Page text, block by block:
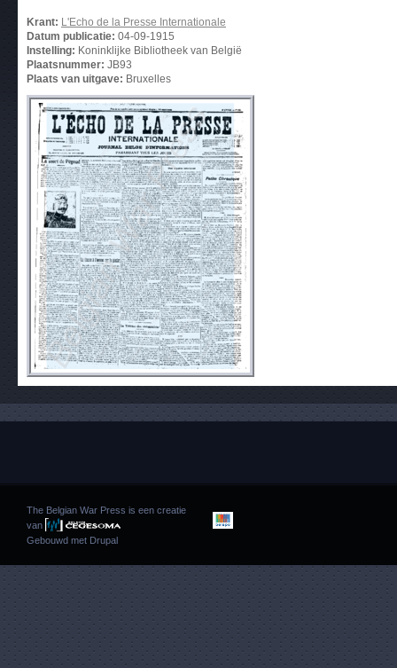
Krant: L'Echo de la Presse Internationale
Datum publicatie: 04-09-1915
Instelling: Koninklijke Bibliotheek van België
Plaatsnummer: JB93
Plaats van uitgave: Bruxelles
The Belgian War Press is een creatie
van
Gebouwd met Drupal